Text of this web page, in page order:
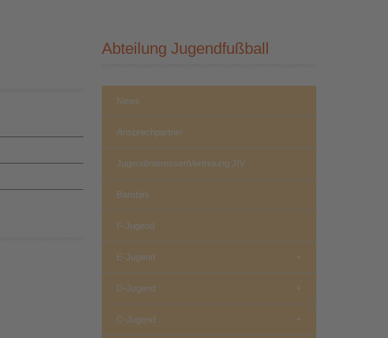
Abteilung Jugendfußball
News
Ansprechpartner
JugendInteressenVertretung JIV
Bambini
F-Jugend
E-Jugend
D-Jugend
C-Jugend